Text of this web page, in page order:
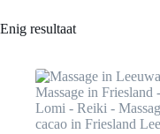
Enig resultaat